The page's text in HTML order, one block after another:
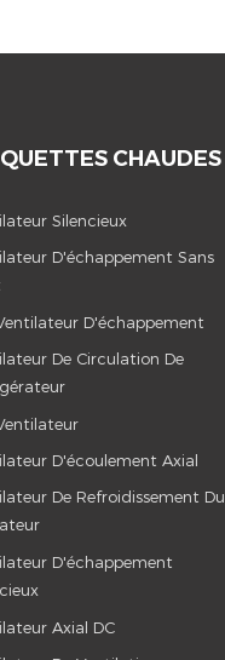
CHAUDES
Silencieux
D'échappement Sans
D'échappement
De Circulation De
D'écoulement Axial
De Refroidissement Du
D'échappement
Axial DC